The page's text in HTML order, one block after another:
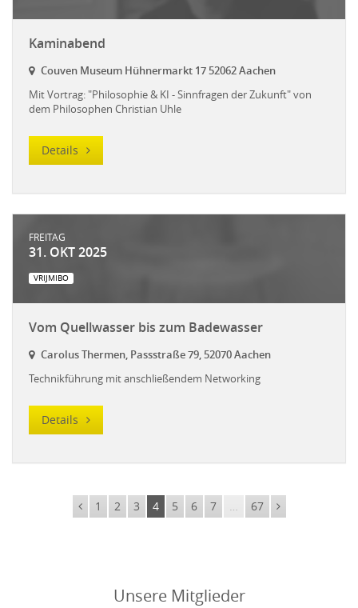
Kaminabend
Couven Museum Hühnermarkt 17 52062 Aachen
Mit Vortrag: "Philosophie & KI - Sinnfragen der Zukunft" von
dem Philosophen Christian Uhle
Details
FREITAG
31. OKT 2025
VRIJMIBO
Vom Quellwasser bis zum Badewasser
Carolus Thermen, Passstraße 79, 52070 Aachen
Technikführung mit anschließendem Networking
Details
1 2 3 4 5 6 7 … 67
Unsere Mitglieder